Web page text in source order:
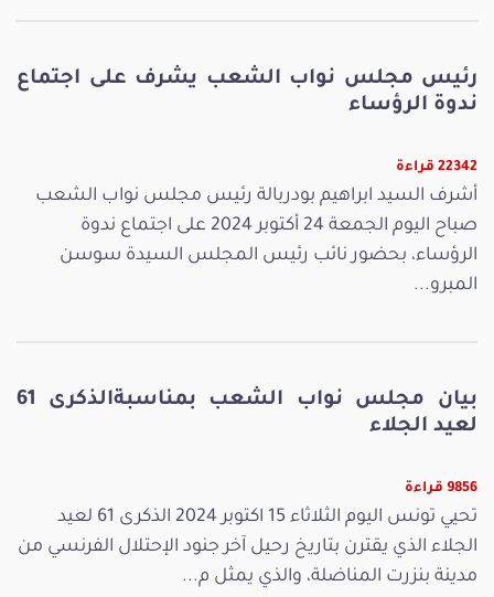
رئيس مجلس نواب الشعب يشرف على اجتماع
ندوة الرؤساء
22342 قراءة
أشرف السيد ابراهيم بودربالة رئيس مجلس نواب الشعب
صباح اليوم الجمعة 24 أكتوبر 2024 على اجتماع ندوة
الرؤساء، بحضور نائب رئيس المجلس السيدة سوسن
المبرو...
بيان مجلس نواب الشعب بمناسبةالذكرى 61
لعيد الجلاء
9856 قراءة
تحيي تونس اليوم الثلاثاء 15 اكتوبر 2024 الذكرى 61 لعيد
الجلاء الذي يقترن بتاريخ رحيل آخر جنود الإحتلال الفرنسي من
مدينة بنزرت المناضلة، والذي يمثل م...